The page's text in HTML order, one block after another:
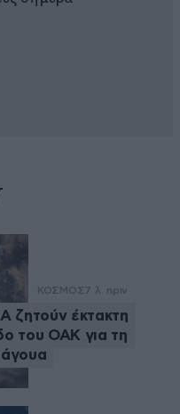
ΚΟΣΜΟΣ7 λ. πριν
ζητούν έκτακτη
του ΟΑΚ για τη